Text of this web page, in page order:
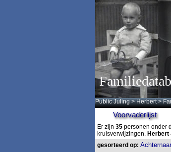
Public Juling >Herbert >
Voorvaderlijst
Er zijn 35 personen onder
kruisverwijzingen. Herbert
gesorteerd op: